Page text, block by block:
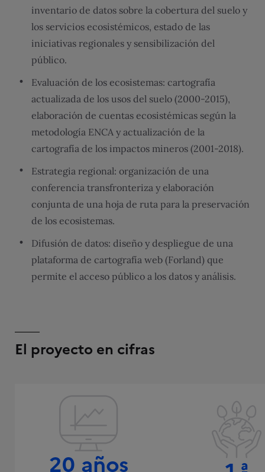
inventario de datos sobre la cobertura del suelo y
los servicios ecosistémicos, estado de las
iniciativas regionales y sensibilización del
público.
Evaluación de los ecosistemas: cartografía
actualizada de los usos del suelo (2000-2015),
elaboración de cuentas ecosistémicas según la
metodología ENCA y actualización de la
cartografía de los impactos mineros (2001-2018).
Estrategia regional: organización de una
conferencia transfronteriza y elaboración
conjunta de una hoja de ruta para la preservación
de los ecosistemas.
Difusión de datos: diseño y despliegue de una
plataforma de cartografía web (Forland) que
permite el acceso público a los datos y análisis.
El proyecto en cifras
20 años